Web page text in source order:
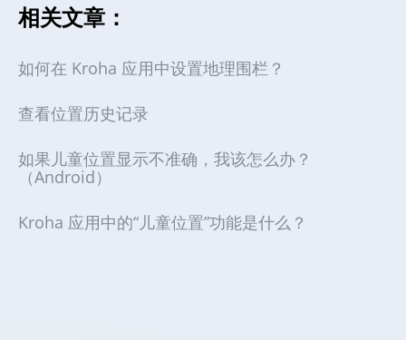
相关文章：
如何在 Kroha 应用中设置地理围栏？
查看位置历史记录
如果儿童位置显示不准确，我该怎么办？
（Android）
Kroha 应用中的“儿童位置”功能是什么？